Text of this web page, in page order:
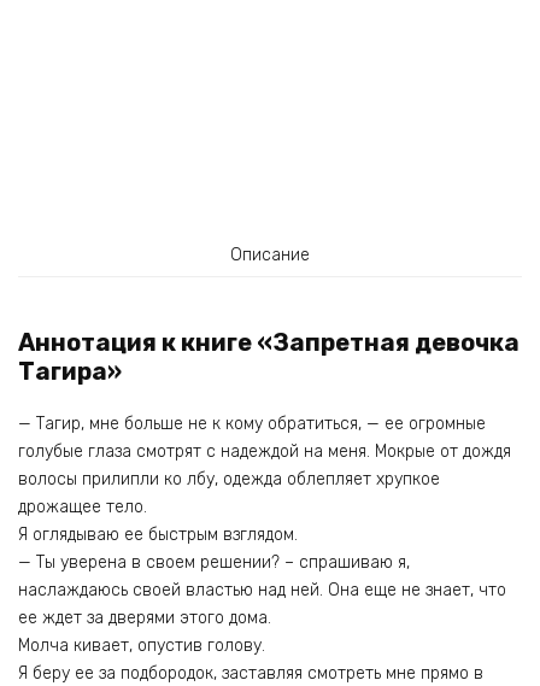
Описание
Аннотация к книге «Запретная девочка
Тагира»
— Тагир, мне больше не к кому обратиться, — ее огромные
голубые глаза смотрят с надеждой на меня. Мокрые от дождя
волосы прилипли ко лбу, одежда облепляет хрупкое
дрожащее тело.
Я оглядываю ее быстрым взглядом.
— Ты уверена в своем решении? – спрашиваю я,
наслаждаюсь своей властью над ней. Она еще не знает, что
ее ждет за дверями этого дома.
Молча кивает, опустив голову.
Я беру ее за подбородок, заставляя смотреть мне прямо в